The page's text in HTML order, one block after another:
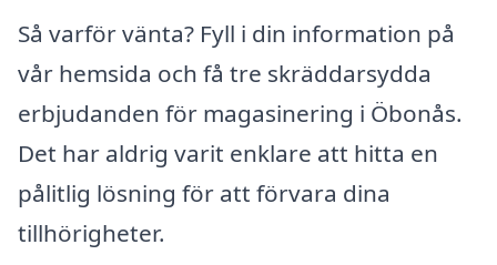
Så varför vänta? Fyll i din information på
vår hemsida och få tre skräddarsydda
erbjudanden för magasinering i Öbonås.
Det har aldrig varit enklare att hitta en
pålitlig lösning för att förvara dina
tillhörigheter.